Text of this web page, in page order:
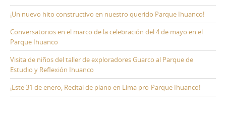
¡Un nuevo hito constructivo en nuestro querido Parque Ihuanco!
Conversatorios en el marco de la celebración del 4 de mayo en el
Parque Ihuanco
Visita de niños del taller de exploradores Guarco al Parque de
Estudio y Reflexión Ihuanco
¡Este 31 de enero, Recital de piano en Lima pro-Parque Ihuanco!